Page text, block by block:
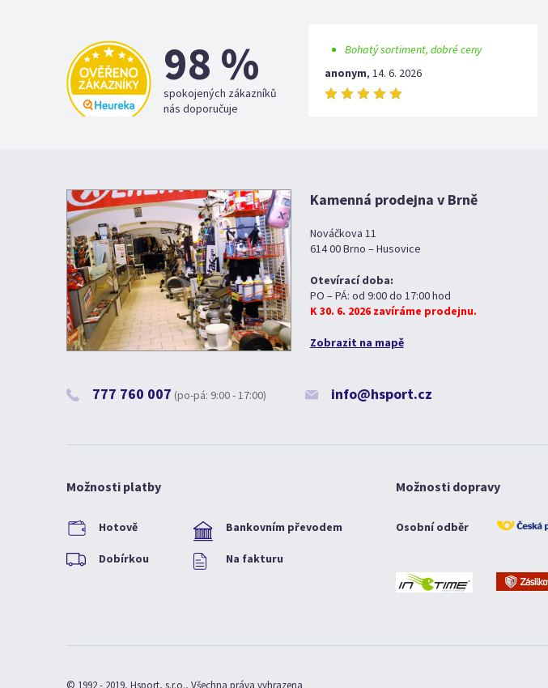
98 %
spokojených zákazníků
nás doporučuje
Bohatý sortiment, dobré ceny
anonym, 14. 6. 2026
Kamenná prodejna v Brně
Nováčkova 11
614 00 Brno – Husovice
Otevírací doba:
PO – PÁ: od 9:00 do 17:00 hod
K 30. 6. 2026 zavíráme prodejnu.
Zobrazit na mapě
777 760 007 (po-pá: 9:00 - 17:00) info@hsport.cz
Možnosti platby
Hotově Bankovním převodem
Dobírkou Na fakturu
Možnosti dopravy
Osobní odběr
© 1992 - 2019, Hsport, s.r.o., Všechna práva vyhrazena